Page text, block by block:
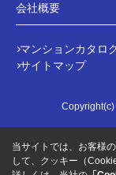
会社概要
マンションカタロ
サイトマップ
当サイトでは、お客様
して、クッキー（